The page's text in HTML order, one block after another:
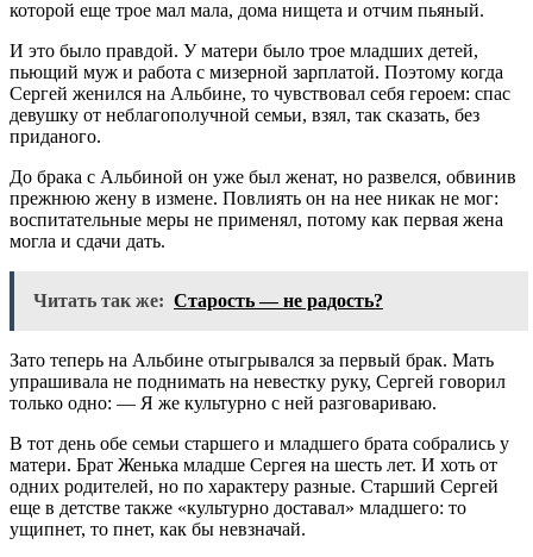
которой еще трое мал мала, дома нищета и отчим пьяный.
И это было правдой. У матери было трое младших детей,
пьющий муж и работа с мизерной зарплатой. Поэтому когда
Сергей женился на Альбине, то чувствовал себя героем: спас
девушку от неблагополучной семьи, взял, так сказать, без
приданого.
До брака с Альбиной он уже был женат, но развелся, обвинив
прежнюю жену в измене. Повлиять он на нее никак не мог:
воспитательные меры не применял, потому как первая жена
могла и сдачи дать.
Читать так же: Старость — не радость?
Зато теперь на Альбине отыгрывался за первый брак. Мать
упрашивала не поднимать на невестку руку, Сергей говорил
только одно: — Я же культурно с ней разговариваю.
В тот день обе семьи старшего и младшего брата собрались у
матери. Брат Женька младше Сергея на шесть лет. И хоть от
одних родителей, но по характеру разные. Старший Сергей
еще в детстве также «культурно доставал» младшего: то
ущипнет, то пнет, как бы невзначай.